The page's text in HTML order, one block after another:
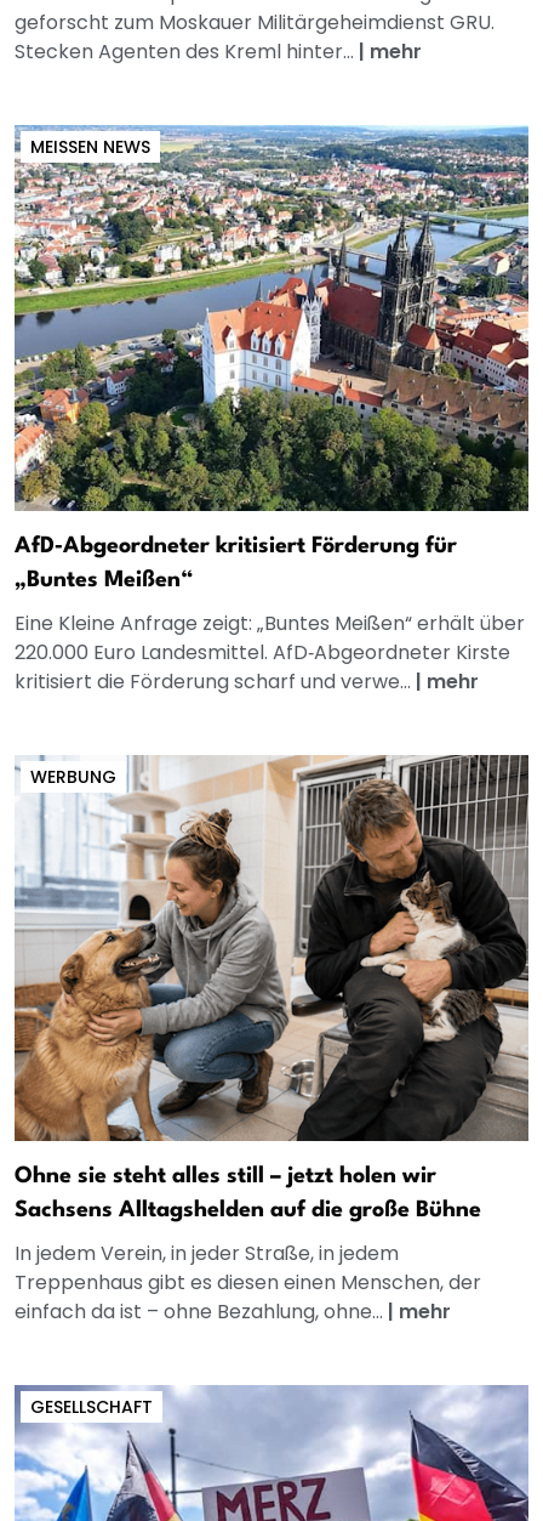
geforscht zum Moskauer Militärgeheimdienst GRU.
Stecken Agenten des Kreml hinter... | mehr
MEISSEN NEWS
AfD‑Abgeordneter kritisiert Förderung für
„Buntes Meißen“
Eine Kleine Anfrage zeigt: „Buntes Meißen“ erhält über
220.000 Euro Landesmittel. AfD‑Abgeordneter Kirste
kritisiert die Förderung scharf und verwe... | mehr
WERBUNG
Ohne sie steht alles still – jetzt holen wir
Sachsens Alltagshelden auf die große Bühne
In jedem Verein, in jeder Straße, in jedem
Treppenhaus gibt es diesen einen Menschen, der
einfach da ist – ohne Bezahlung, ohne... | mehr
GESELLSCHAFT